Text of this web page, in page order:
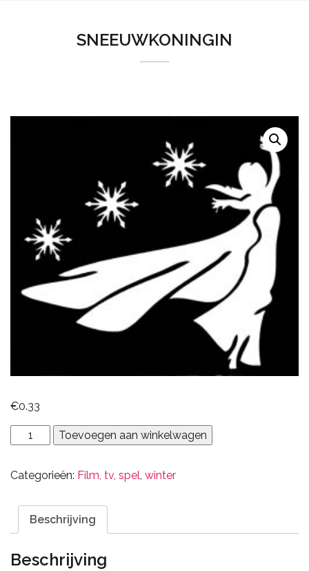
SNEEUWKONINGIN
€0.33
Sneeuwkoningin
aantal
Toevoegen aan winkelwagen
Categorieën: Film, tv, spel, winter
Beschrijving
Beschrijving